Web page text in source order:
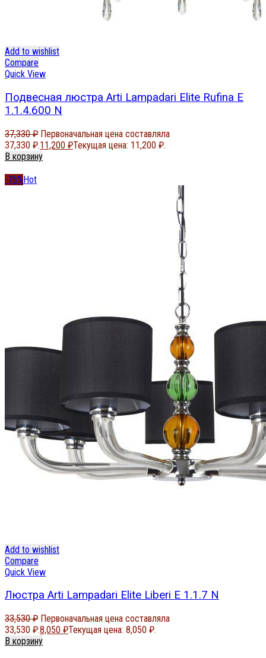
Add to wishlist
Compare
Quick View
Подвесная люстра Arti Lampadari Elite Rufina E
1.1.4.600 N
37,330₽ Первоначальная цена составляла
37,330 ₽.11,200 ₽Текущая цена: 11,200 ₽.
В корзину
-76%Hot
Add to wishlist
Compare
Quick View
Люстра Arti Lampadari Elite Liberi E 1.1.7 N
33,530₽ Первоначальная цена составляла
33,530 ₽.8,050 ₽Текущая цена: 8,050 ₽.
В корзину